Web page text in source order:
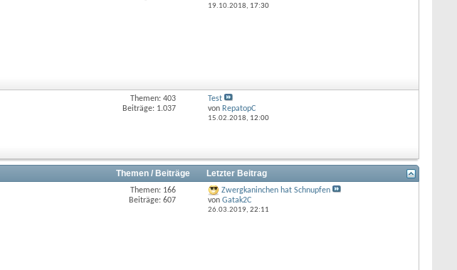
19.10.2018, 17:30
Themen: 403
Beiträge: 1.037
Test
von RepatopC
15.02.2018, 12:00
Themen / Beiträge Letzter Beitrag
Themen: 166
Beiträge: 607
Zwergkaninchen hat Schnupfen
von Gatak2C
26.03.2019, 22:11